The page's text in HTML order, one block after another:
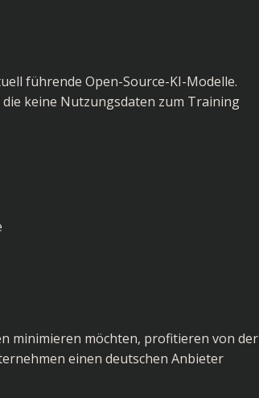
führende Open-Source-KI-Modelle.
keine Nutzungsdaten zum Training
minimieren möchten, profitieren von der
einen deutschen Anbieter